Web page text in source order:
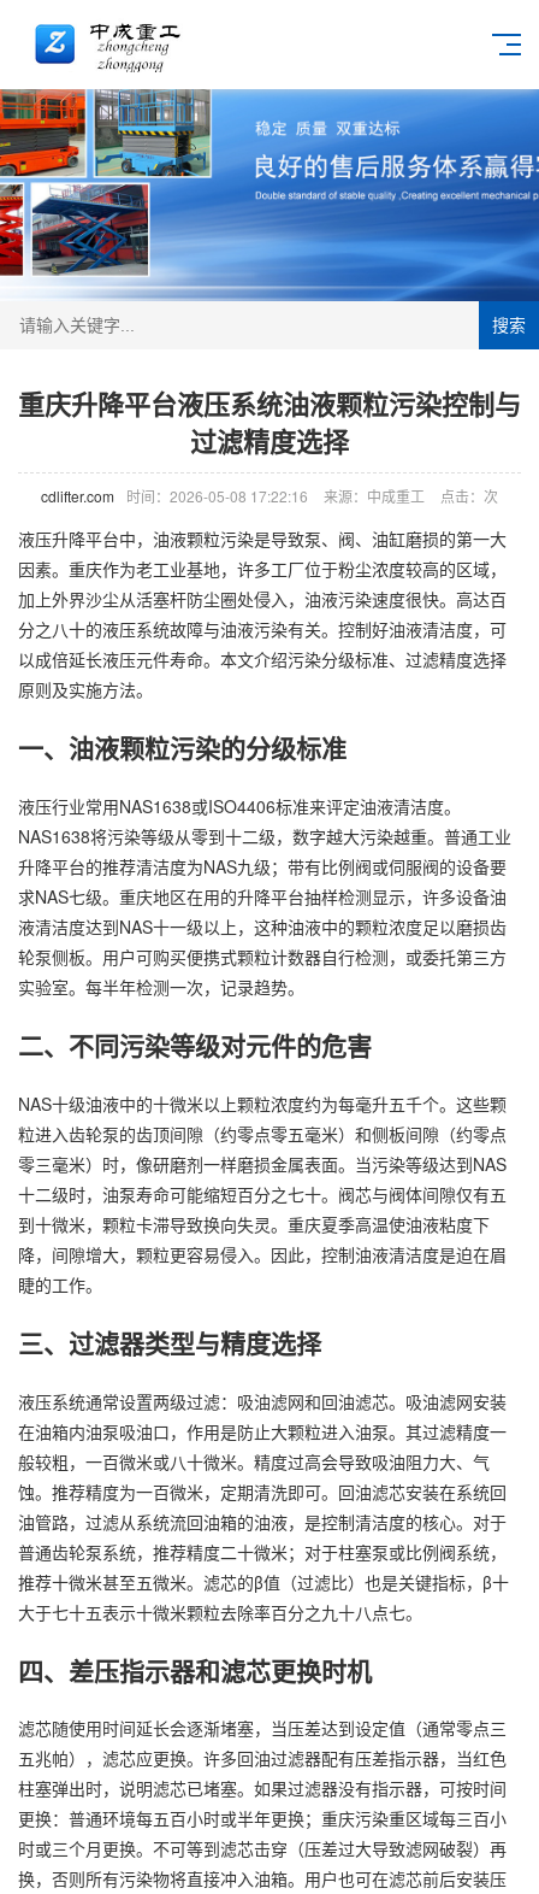
搜索
重庆升降平台液压系统油液颗粒污染控制与
过滤精度选择
cdlifter.com 时间：2026-05-08 17:22:16 来源：中成重工 点击： 次
液压升降平台中，油液颗粒污染是导致泵、阀、油缸磨损的第一大
因素。重庆作为老工业基地，许多工厂位于粉尘浓度较高的区域，
加上外界沙尘从活塞杆防尘圈处侵入，油液污染速度很快。高达百
分之八十的液压系统故障与油液污染有关。控制好油液清洁度，可
以成倍延长液压元件寿命。本文介绍污染分级标准、过滤精度选择
原则及实施方法。
一、油液颗粒污染的分级标准
液压行业常用NAS1638或ISO4406标准来评定油液清洁度。
NAS1638将污染等级从零到十二级，数字越大污染越重。普通工业
升降平台的推荐清洁度为NAS九级；带有比例阀或伺服阀的设备要
求NAS七级。重庆地区在用的升降平台抽样检测显示，许多设备油
液清洁度达到NAS十一级以上，这种油液中的颗粒浓度足以磨损齿
轮泵侧板。用户可购买便携式颗粒计数器自行检测，或委托第三方
实验室。每半年检测一次，记录趋势。
二、不同污染等级对元件的危害
NAS十级油液中的十微米以上颗粒浓度约为每毫升五千个。这些颗
粒进入齿轮泵的齿顶间隙（约零点零五毫米）和侧板间隙（约零点
零三毫米）时，像研磨剂一样磨损金属表面。当污染等级达到NAS
十二级时，油泵寿命可能缩短百分之七十。阀芯与阀体间隙仅有五
到十微米，颗粒卡滞导致换向失灵。重庆夏季高温使油液粘度下
降，间隙增大，颗粒更容易侵入。因此，控制油液清洁度是迫在眉
睫的工作。
三、过滤器类型与精度选择
液压系统通常设置两级过滤：吸油滤网和回油滤芯。吸油滤网安装
在油箱内油泵吸油口，作用是防止大颗粒进入油泵。其过滤精度一
般较粗，一百微米或八十微米。精度过高会导致吸油阻力大、气
蚀。推荐精度为一百微米，定期清洗即可。回油滤芯安装在系统回
油管路，过滤从系统流回油箱的油液，是控制清洁度的核心。对于
普通齿轮泵系统，推荐精度二十微米；对于柱塞泵或比例阀系统，
推荐十微米甚至五微米。滤芯的β值（过滤比）也是关键指标，β十
大于七十五表示十微米颗粒去除率百分之九十八点七。
四、差压指示器和滤芯更换时机
滤芯随使用时间延长会逐渐堵塞，当压差达到设定值（通常零点三
五兆帕），滤芯应更换。许多回油过滤器配有压差指示器，当红色
柱塞弹出时，说明滤芯已堵塞。如果过滤器没有指示器，可按时间
更换：普通环境每五百小时或半年更换；重庆污染重区域每三百小
时或三个月更换。不可等到滤芯击穿（压差过大导致滤网破裂）再
换，否则所有污染物将直接冲入油箱。用户也可在滤芯前后安装压